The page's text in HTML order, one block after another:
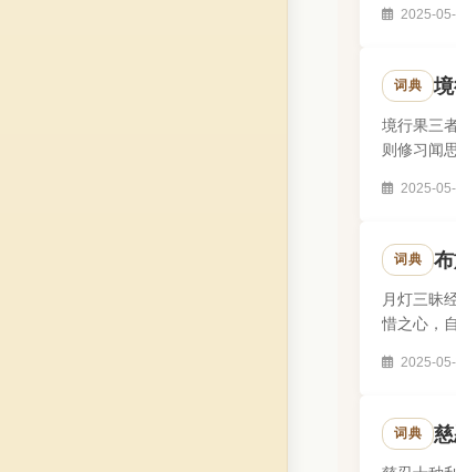
2025-
词典
境行果三
则修习闻
2025-
词典
月灯三昧
惜之心，
2025-
词典